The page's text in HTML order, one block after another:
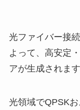
光ファイバー接
よって、高安定
アが生成されます
光領域でQPSK